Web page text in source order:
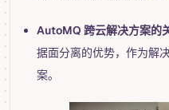
AutoMQ 跨云解决方案的
据面分离的优势，作为解
案。